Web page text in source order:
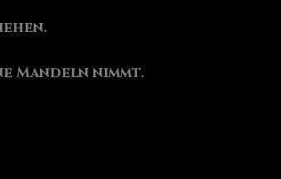
Mandeln nimmt.